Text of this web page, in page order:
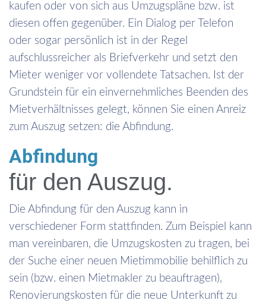
kaufen oder von sich aus Umzugspläne bzw. ist
diesen offen gegenüber. Ein Dialog per Telefon
oder sogar persönlich ist in der Regel
aufschlussreicher als Briefverkehr und setzt den
Mieter weniger vor vollendete Tatsachen. Ist der
Grundstein für ein einvernehmliches Beenden des
Mietverhältnisses gelegt, können Sie einen Anreiz
zum Auszug setzen: die Abfindung.
Abfindung
für den Auszug.
Die Abfindung für den Auszug kann in
verschiedener Form stattfinden. Zum Beispiel kann
man vereinbaren, die Umzugskosten zu tragen, bei
der Suche einer neuen Mietimmobilie behilflich zu
sein (bzw. einen Mietmakler zu beauftragen),
Renovierungskosten für die neue Unterkunft zu